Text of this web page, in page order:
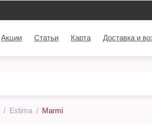
Акции Статьи Карта Доставка и
Estima Marmi